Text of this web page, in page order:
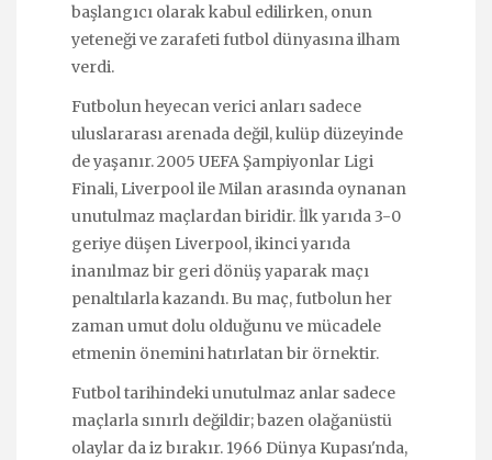
başlangıcı olarak kabul edilirken, onun
yeteneği ve zarafeti futbol dünyasına ilham
verdi.
Futbolun heyecan verici anları sadece
uluslararası arenada değil, kulüp düzeyinde
de yaşanır. 2005 UEFA Şampiyonlar Ligi
Finali, Liverpool ile Milan arasında oynanan
unutulmaz maçlardan biridir. İlk yarıda 3-0
geriye düşen Liverpool, ikinci yarıda
inanılmaz bir geri dönüş yaparak maçı
penaltılarla kazandı. Bu maç, futbolun her
zaman umut dolu olduğunu ve mücadele
etmenin önemini hatırlatan bir örnektir.
Futbol tarihindeki unutulmaz anlar sadece
maçlarla sınırlı değildir; bazen olağanüstü
olaylar da iz bırakır. 1966 Dünya Kupası'nda,